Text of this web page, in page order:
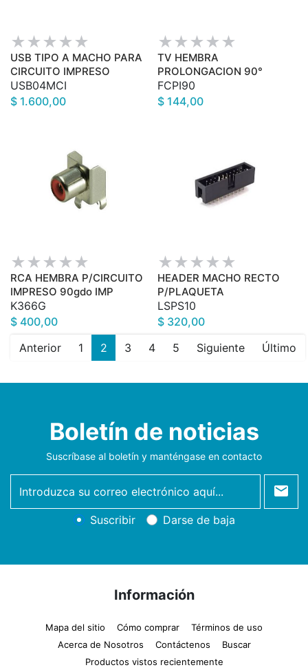
USB TIPO A MACHO PARA
CIRCUITO IMPRESO
USB04MCI
$ 1.600,00
TV HEMBRA
PROLONGACION 90°
FCPI90
$ 144,00
RCA HEMBRA P/CIRCUITO
IMPRESO 90gdo IMP
K366G
$ 400,00
HEADER MACHO RECTO
P/PLAQUETA
LSPS10
$ 320,00
Anterior
1 2 3 4 5 Siguiente Último
Boletín de noticias
Suscríbase al boletín y manténgase en contacto
newsletter
Suscribir Darse de baja
Información
Mapa del sitio Cómo comprar
Términos de uso
Acerca de Nosotros
Contáctenos
Buscar
Productos vistos recientemente